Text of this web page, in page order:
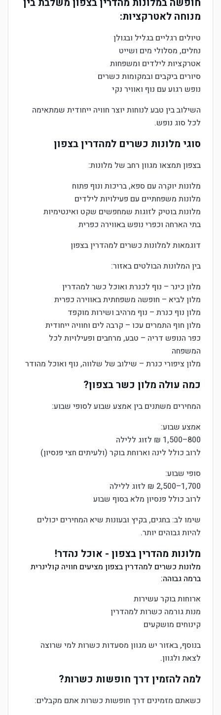
מנוחה לאטרקציות:
טיולים רגליים בגליל ובגולן
נחלים, מסלולי מים ושייט
אטרקציות לילדים ומשפחות
סיורים ביקבים ובמקומות כשרים
נופש רגוע עם נוף ואוויר נקי
השילוב בין טבע לנוחות יוצר חוויה ייחודית שמתאימה
לכל סוג נופש.
סוגי מלונות כשרים למהדרין בצפון
בצפון תמצאו מגוון רחב של מלונות:
מלונות יוקרה עם ספא, בריכות ונוף פתוח
מלונות משפחתיים עם פעילויות לילדים
מלונות בוטיק לזוגות שמחפשים שקט ואינטימיות
בתי הארחה וכפרי נופש באווירה כפרית
דוגמאות למלונות כשרים למהדרין בצפון
בין המלונות הבולטים באזור:
מלון כינר – נוף לכנרת ואוכל כשר למהדרין
מלון לביא – חופשה משפחתית באווירה כפרית
מלון נוף כנרת – נוף מרהיב ושירות מוקפד
מלון חוף התמרים עכו – קרבה לים וחוויה ייחודית
כפר הנופש דריה – טבע, מרחבים ופעילויות לכל
המשפחה
מלון ציפורי כנרת – שילוב של שלווה, נוף ואוכל מהודר
כמה עולה מלון כשר בצפון?
המחירים משתנים בין אמצע שבוע לסופי שבוע:
אמצע שבוע:
800–1,500 ₪ לזוג ללילה
לרוב כולל לינה וארוחת בוקר (ולעיתים חצי פנסיון)
סופי שבוע:
1,700–2,500 ₪ לזוג ללילה
לרוב כולל פנסיון מלא בסוף שבוע
שימו לב: בחגים, בקיץ ובעונות שיא המחירים יכולים
להיות גבוהים יותר.
מלונות מהדרין בצפון - אוכל נהדר!
מלונות כשרים למהדרין בצפון מציעים חוויה קולינרית
ברמה גבוהה:
ארוחות בוקר עשירות
מנות גורמה כשרות למהדרין
קינוחים מושקעים
בנוסף, באזור יש מגוון מסעדות כשרות למי שרוצה
לצאת ולגוון.
למה להזמין דרך חופשות כשרות?
כשאתם מזמינים דרך חופשות כשרות אתם מקבלים: